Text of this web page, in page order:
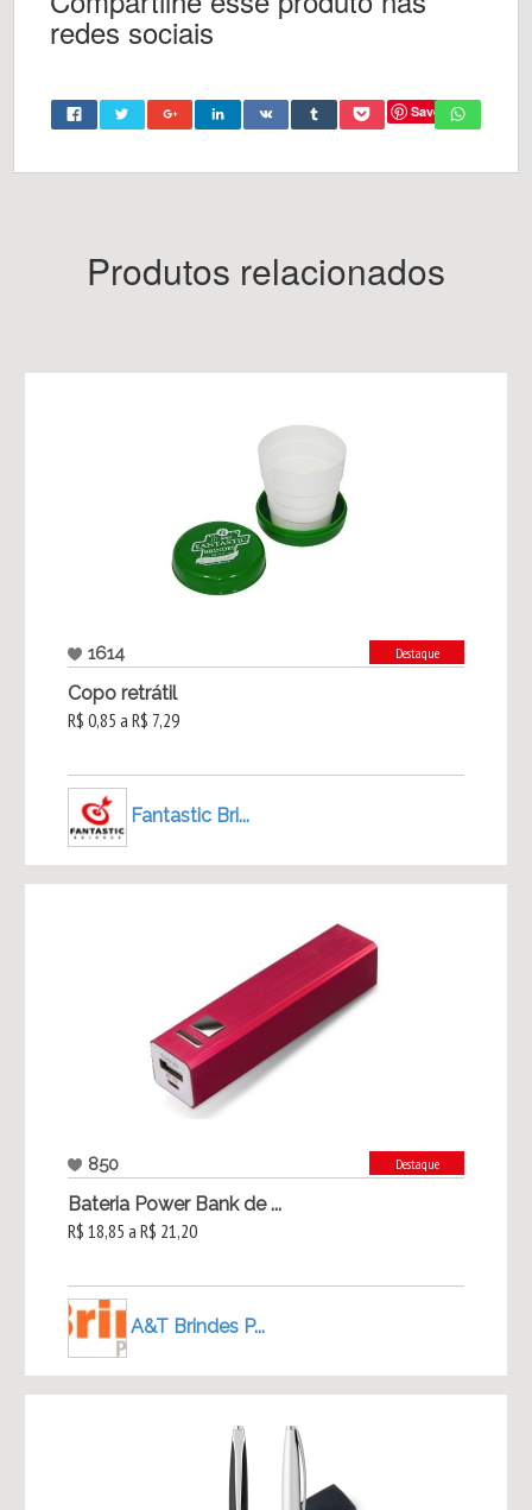
redes sociais
Save
Produtos relacionados
1614 Destaque
Copo retrátil
R$ 0,85 a R$ 7,29
Fantastic Bri...
850 Destaque
Bateria Power Bank de ...
R$ 18,85 a R$ 21,20
A&T Brindes P...